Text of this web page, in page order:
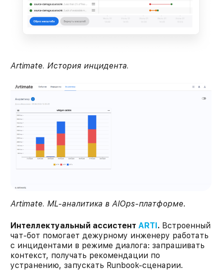
Artimate. История инцидента.
Artimate. ML-аналитика в AIOps-платформе.
Интеллектуальный ассистент ARTI . Встроенный
чат-бот помогает дежурному инженеру работать
с инцидентами в режиме диалога: запрашивать
контекст, получать рекомендации по
устранению, запускать Runbook-сценарии.